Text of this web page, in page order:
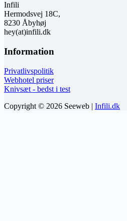
Infili
Hermodsvej 18C,
8230 Åbyhøj
hey(at)infili.dk
Information
Privatlivspolitik
Webhotel priser
Knivsæt - bedst i test
Copyright © 2026 Seeweb | Infili.dk